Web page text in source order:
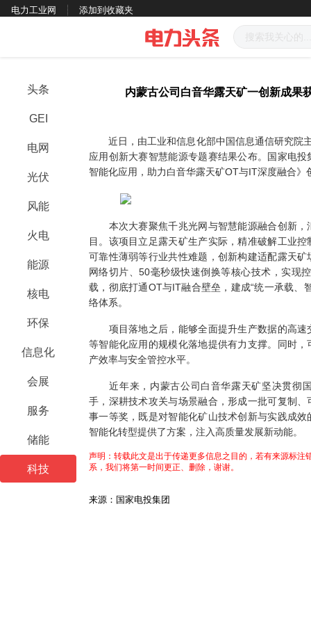
电力工业网 添加到收藏夹
头条
GEI
电网
光伏
风能
火电
能源
核电
环保
信息化
会展
服务
储能
科技
内蒙古公司白音华露天矿一创新成果
近日，由工业和信息化部中国信息通信研究院
应用创新大赛智慧能源专题赛结果公布。国家电
智能化应用，助力白音华露天矿OT与IT深度融合》
本次大赛聚焦千兆光网与智慧能源融合创新，
目。该项目立足露天矿生产实际，精准破解工业
可靠性薄弱等行业共性难题，创新构建适配露天
网络切片、50毫秒级快速倒换等核心技术，实现
载，彻底打通OT与IT融合壁垒，建成“统一承载、
络体系。
项目落地之后，能够全面提升生产数据的高速
等智能化应用的规模化落地提供有力支撑。同时
产效率与安全管控水平。
近年来，内蒙古公司白音华露天矿坚决贯彻
手，深耕技术攻关与场景融合，形成一批可复制
事一等奖，既是对智能化矿山技术创新与实践成
智能化转型提供了方案，注入高质量发展新动能。
声明：转载此文是出于传递更多信息之目的，若有来源标
系，我们将第一时间更正、删除，谢谢。
来源：国家电投集团